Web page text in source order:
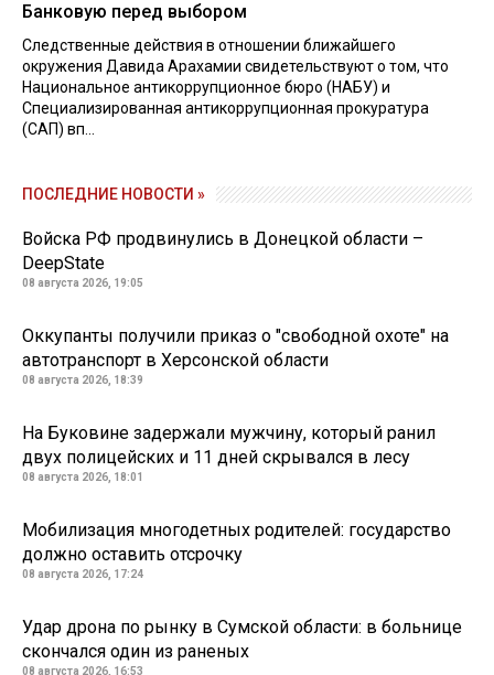
Банковую перед выбором
Следственные действия в отношении ближайшего
окружения Давида Арахамии свидетельствуют о том, что
Национальное антикоррупционное бюро (НАБУ) и
Специализированная антикоррупционная прокуратура
(САП) вп...
ПОСЛЕДНИЕ НОВОСТИ »
Войска РФ продвинулись в Донецкой области –
DeepState
08 августа 2026, 19:05
Оккупанты получили приказ о "свободной охоте" на
автотранспорт в Херсонской области
08 августа 2026, 18:39
На Буковине задержали мужчину, который ранил
двух полицейских и 11 дней скрывался в лесу
08 августа 2026, 18:01
Мобилизация многодетных родителей: государство
должно оставить отсрочку
08 августа 2026, 17:24
Удар дрона по рынку в Сумской области: в больнице
скончался один из раненых
08 августа 2026, 16:53